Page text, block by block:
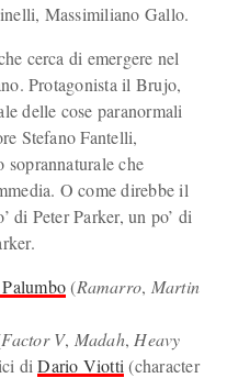
Massimiliano Gallo.
cerca di emergere nel
Protagonista il Brujo,
delle cose paranormali
Stefano Fantelli,
soprannaturale che
O come direbbe il
di Peter Parker, un po’ di
(Ramarro, Martin
Factor V, Madah, Heavy
diDario Viotti (character